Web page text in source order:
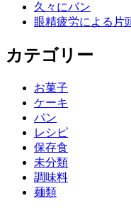
久々にパン
眼精疲労による片
カテゴリー
お菓子
ケーキ
パン
レシピ
保存食
未分類
調味料
麺類